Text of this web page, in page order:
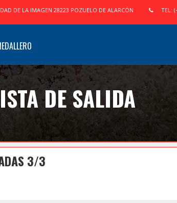
DE LA IMAGEN 28223 POZUELO DE ALARCÓN TEL:
DE SALIDA
3/3